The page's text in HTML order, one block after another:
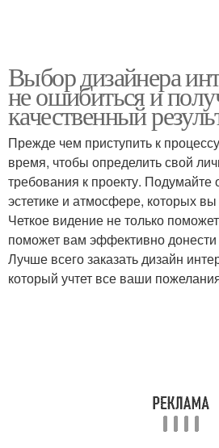
Выбор дизайнера
не ошибиться и
качественный
Прежде чем приступить к
время, чтобы определить свой
требования к проекту. Подумайте
эстетике и атмосфере, которых вы
Четкое видение не только
поможет вам эффективно
Лучше всего заказать дизайн
который учтет все ваши